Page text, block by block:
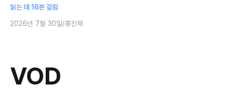
대해 홍진채 라쿤자산운용 대표가
읽는 데 16분 걸림
2026년 7월 30일 홍진채
VOD